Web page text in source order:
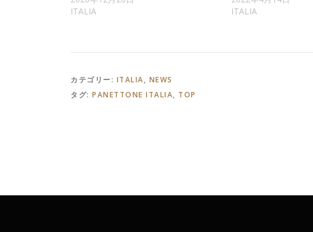
ITALIA
ITALIA
カテゴリー: ITALIA, NEWS
タグ: PANETTONE ITALIA, TOP